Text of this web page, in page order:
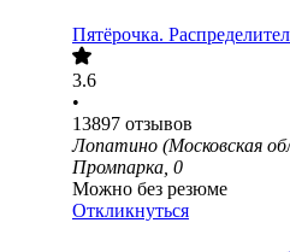
Пятёрочка.
3.6
•
13897 отзывов
Лопатино (Московская
Промпарка, 0
Можно без резюме
Откликнуться